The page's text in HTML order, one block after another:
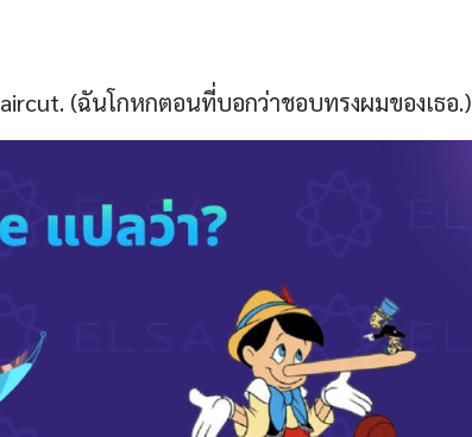
(ฉันโกหกตอนที่บอกว่าชอบทรงผมของเธอ.)